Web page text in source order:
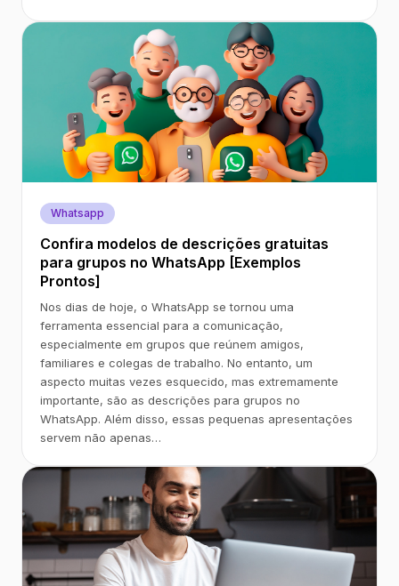
Whatsapp
Confira modelos de descrições gratuitas
para grupos no WhatsApp [Exemplos
Prontos]
Nos dias de hoje, o WhatsApp se tornou uma
ferramenta essencial para a comunicação,
especialmente em grupos que reúnem amigos,
familiares e colegas de trabalho. No entanto, um
aspecto muitas vezes esquecido, mas extremamente
importante, são as descrições para grupos no
WhatsApp. Além disso, essas pequenas apresentações
servem não apenas…